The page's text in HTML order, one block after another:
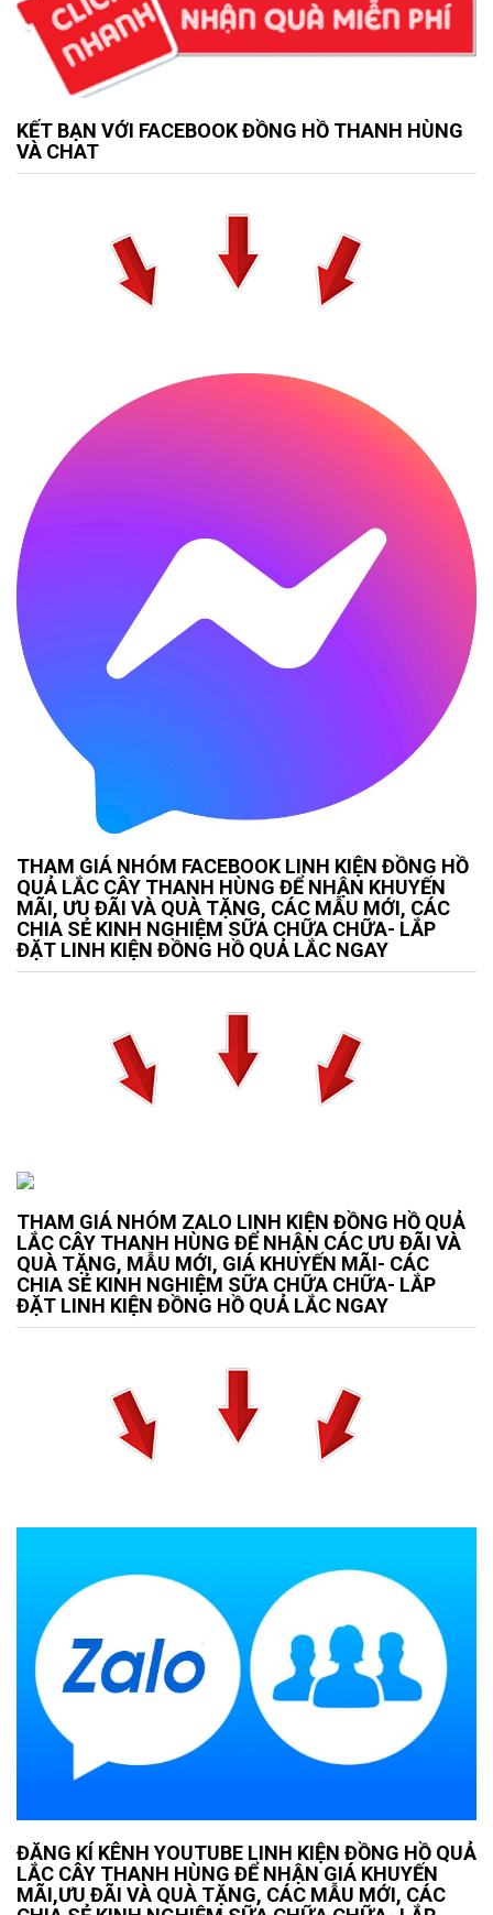
KẾT BẠN VỚI FACEBOOK ĐỒNG HỒ THANH HÙNG
VÀ CHAT
THAM GIÁ NHÓM FACEBOOK LINH KIỆN ĐỒNG HỒ
QUẢ LẮC CÂY THANH HÙNG ĐỂ NHẬN KHUYẾN
MÃI, ƯU ĐÃI VÀ QUÀ TẶNG, CÁC MẪU MỚI, CÁC
CHIA SẺ KINH NGHIỆM SỮA CHỮA CHỮA- LẮP
ĐẶT LINH KIỆN ĐỒNG HỒ QUẢ LẮC NGAY
THAM GIÁ NHÓM ZALO LINH KIỆN ĐỒNG HỒ QUẢ
LẮC CÂY THANH HÙNG ĐỂ NHẬN CÁC ƯU ĐÃI VÀ
QUÀ TẶNG, MẪU MỚI, GIÁ KHUYẾN MÃI- CÁC
CHIA SẺ KINH NGHIỆM SỮA CHỮA CHỮA- LẮP
ĐẶT LINH KIỆN ĐỒNG HỒ QUẢ LẮC NGAY
ĐĂNG KÍ KÊNH YOUTUBE LINH KIỆN ĐỒNG HỒ QUẢ
LẮC CÂY THANH HÙNG ĐỂ NHẬN GIÁ KHUYẾN
MÃI,ƯU ĐÃI VÀ QUÀ TẶNG, CÁC MẪU MỚI, CÁC